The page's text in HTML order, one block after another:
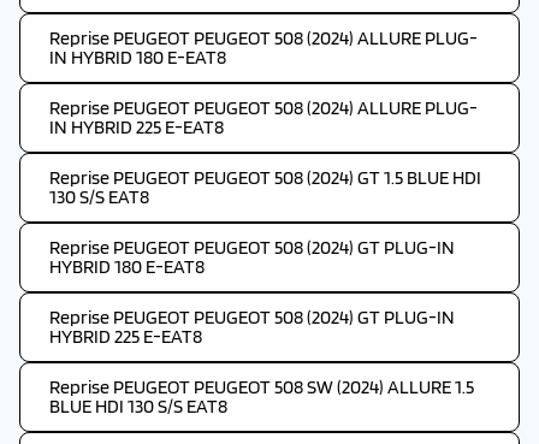
Reprise PEUGEOT PEUGEOT 508 (2024) ALLURE PLUG-
IN HYBRID 180 E-EAT8
Reprise PEUGEOT PEUGEOT 508 (2024) ALLURE PLUG-
IN HYBRID 225 E-EAT8
Reprise PEUGEOT PEUGEOT 508 (2024) GT 1.5 BLUE HDI
130 S/S EAT8
Reprise PEUGEOT PEUGEOT 508 (2024) GT PLUG-IN
HYBRID 180 E-EAT8
Reprise PEUGEOT PEUGEOT 508 (2024) GT PLUG-IN
HYBRID 225 E-EAT8
Reprise PEUGEOT PEUGEOT 508 SW (2024) ALLURE 1.5
BLUE HDI 130 S/S EAT8